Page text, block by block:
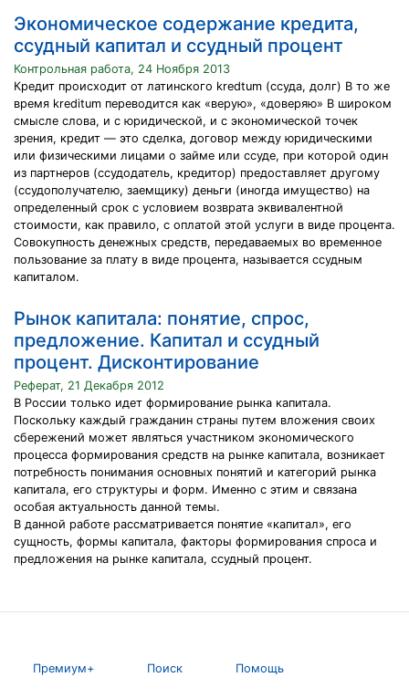
Экономическое содержание кредита,
ссудный капитал и ссудный процент
Контрольная работа, 24 Ноября 2013
Кредит происходит от латинского kredtum (ссуда, долг) В то же
время kreditum переводится как «верую», «доверяю» В широком
смысле слова, и с юридической, и с экономической точек
зрения, кредит — это сделка, договор между юридическими
или физическими лицами о займе или ссуде, при которой один
из партнеров (ссудодатель, кредитор) предоставляет другому
(ссудополучателю, заемщику) деньги (иногда имущество) на
определенный срок с условием возврата эквивалентной
стоимости, как правило, с оплатой этой услуги в виде процента.
Совокупность денежных средств, передаваемых во временное
пользование за плату в виде процента, называется ссудным
капиталом.
Рынок капитала: понятие, спрос,
предложение. Капитал и ссудный
процент. Дисконтирование
Реферат, 21 Декабря 2012
В России только идет формирование рынка капитала.
Поскольку каждый гражданин страны путем вложения своих
сбережений может являться участником экономического
процесса формирования средств на рынке капитала, возникает
потребность понимания основных понятий и категорий рынка
капитала, его структуры и форм. Именно с этим и связана
особая актуальность данной темы.
В данной работе рассматривается понятие «капитал», его
сущность, формы капитала, факторы формирования спроса и
предложения на рынке капитала, ссудный процент.
Премиум+ Поиск Помощь